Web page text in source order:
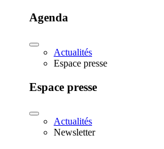
Agenda
Actualités
Espace presse
Espace presse
Actualités
Newsletter